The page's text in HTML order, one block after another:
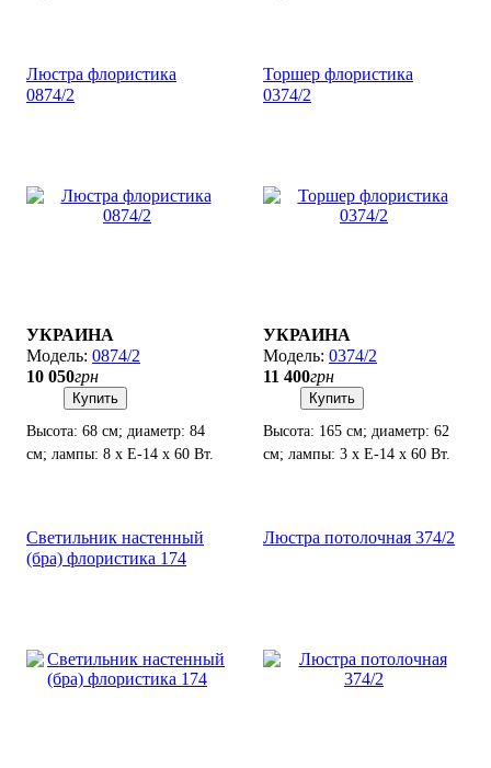
Люстра флористика
0874/2
УКРАИНА
0874/2
10 050грн
Купить
Высота: 68 см; диаметр: 84
см; лампы: 8 х Е-14 х 60 Вт.
Торшер флористика
0374/2
УКРАИНА
0374/2
11 400грн
Купить
Высота: 165 см; диаметр: 62
см; лампы: 3 х Е-14 х 60 Вт.
Светильник настенный
(бра) флористика 174
Люстра потолочная 374/2